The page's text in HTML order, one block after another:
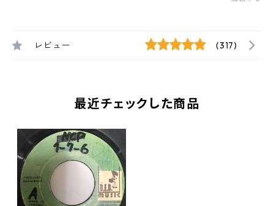
レビュー (317)
最近チェックした商品